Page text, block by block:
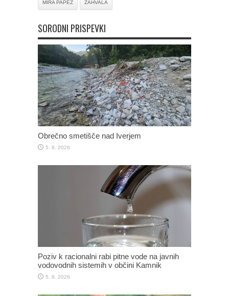
MIRA PAPEŽ ZAHVALA
SORODNI PRISPEVKI
Obrečno smetišče nad Iverjem
5. 8. 2026
Poziv k racionalni rabi pitne vode na javnih
vodovodnih sistemih v občini Kamnik
5. 8. 2026